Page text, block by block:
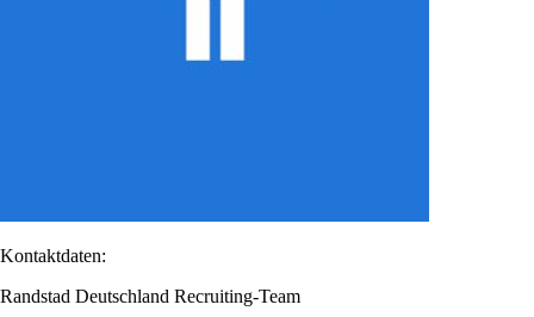
Kontaktdaten:
Randstad Deutschland Recruiting-Team